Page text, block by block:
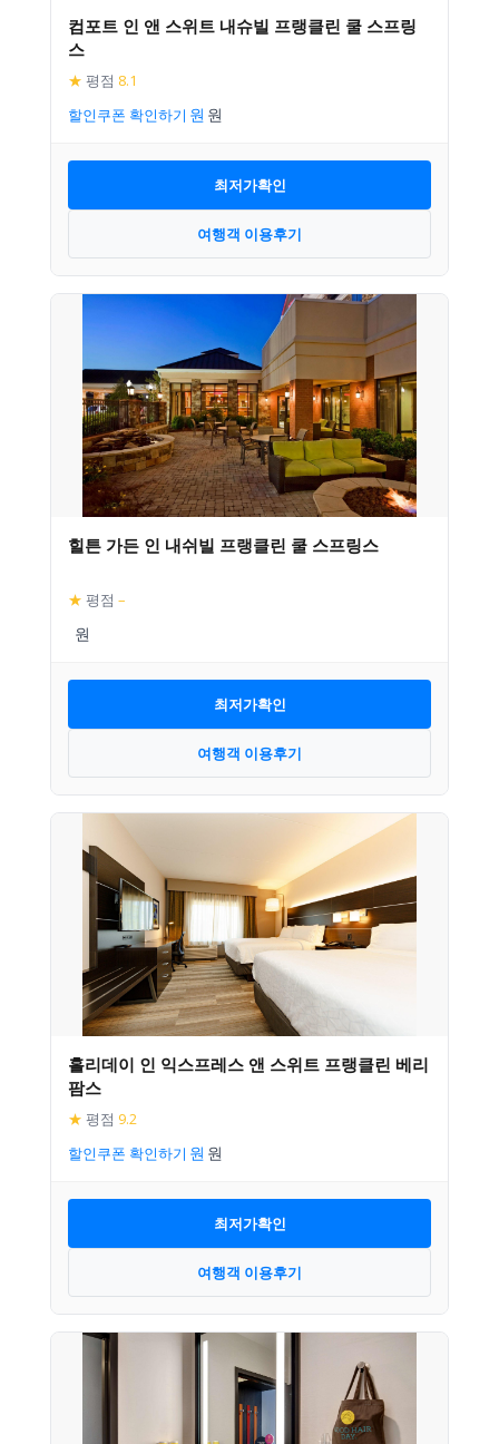
컴포트 인 앤 스위트 내슈빌 프랭클린 쿨 스프링
스
★ 평점 8.1
할인쿠폰 확인하기
최저가확인
여행객 이용후기
힐튼 가든 인 내쉬빌 프랭클린 쿨 스프링스
★ 평점 –
최저가확인
여행객 이용후기
홀리데이 인 익스프레스 앤 스위트 프랭클린 베리
팜스
★ 평점 9.2
할인쿠폰 확인하기
최저가확인
여행객 이용후기